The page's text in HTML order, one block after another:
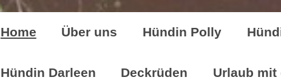
Home Über uns Hündin Polly
Hündin Darleen Deckrüden Urlaub mit